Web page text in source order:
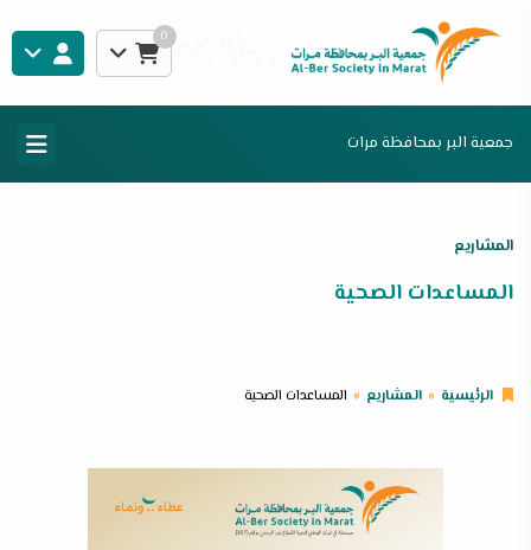
0
جمعية البر بمحافظة مرات
المشاريع
المساعدات الصحية
الرئيسية المشاريع المساعدات الصحية